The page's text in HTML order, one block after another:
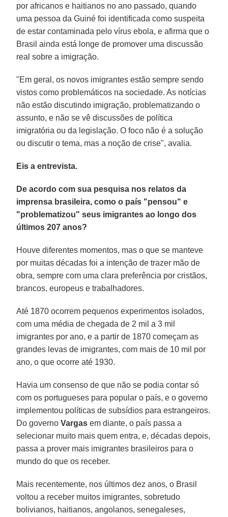
por africanos e haitianos no ano passado, quando
uma pessoa da Guiné foi identificada como suspeita
de estar contaminada pelo vírus ebola, e afirma que o
Brasil ainda está longe de promover uma discussão
real sobre a imigração.
"Em geral, os novos imigrantes estão sempre sendo
vistos como problemáticos na sociedade. As notícias
não estão discutindo imigração, problematizando o
assunto, e não se vê discussões de política
imigratória ou da legislação. O foco não é a solução
ou discutir o tema, mas a noção de crise", avalia.
Eis a entrevista.
De acordo com sua pesquisa nos relatos da
imprensa brasileira, como o país "pensou" e
"problematizou" seus imigrantes ao longo dos
últimos 207 anos?
Houve diferentes momentos, mas o que se manteve
por muitas décadas foi a intenção de trazer mão de
obra, sempre com uma clara preferência por cristãos,
brancos, europeus e trabalhadores.
Até 1870 ocorrem pequenos experimentos isolados,
com uma média de chegada de 2 mil a 3 mil
imigrantes por ano, e a partir de 1870 começam as
grandes levas de imigrantes, com mais de 10 mil por
ano, o que ocorre até 1930.
Havia um consenso de que não se podia contar só
com os portugueses para popular o país, e o governo
implementou políticas de subsídios para estrangeiros.
Do governoVargas em diante, o país passa a
selecionar muito mais quem entra, e, décadas depois,
passa a prover mais imigrantes brasileiros para o
mundo do que os receber.
Mais recentemente, nos últimos dez anos, o Brasil
voltou a receber muitos imigrantes, sobretudo
bolivianos, haitianos, angolanos, senegaleses,